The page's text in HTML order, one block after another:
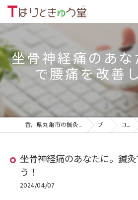
坐骨神経痛のあ
で腰痛を改善
香川県丸亀市の鍼灸院ならTはりときゅう堂 ブログ コラム
坐骨神経痛のあなたに。鍼
う！
2024/04/07